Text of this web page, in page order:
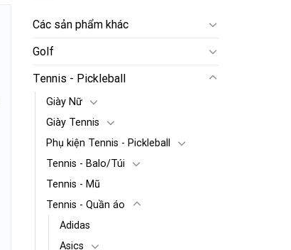
Các sản phẩm khác
Golf
Tennis - Pickleball
Giày Nữ
Giày Tennis
Phụ kiện Tennis - Pickleball
Tennis - Balo/Túi
Tennis - Mũ
Tennis - Quần áo
Adidas
Asics